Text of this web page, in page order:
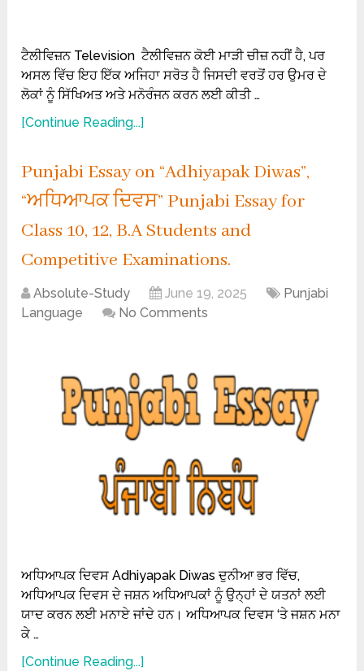
ਟੈਲੀਵਿਜ਼ਨ Television ਟੈਲੀਵਿਜ਼ਨ ਕੋਈ ਮਾੜੀ ਚੀਜ਼ ਨਹੀਂ ਹੈ, ਪਰ
ਅਸਲ ਵਿੱਚ ਇਹ ਇੱਕ ਅਜਿਹਾ ਸਰੋਤ ਹੈ ਜਿਸਦੀ ਵਰਤੋਂ ਹਰ ਉਮਰ ਦੇ
ਲੋਕਾਂ ਨੂੰ ਸਿੱਖਿਅਤ ਅਤੇ ਮਨੋਰੰਜਨ ਕਰਨ ਲਈ ਕੀਤੀ …
[Continue Reading...]
Punjabi Essay on “Adhiyapak Diwas”,
“ਅਧਿਆਪਕ ਦਿਵਸ” Punjabi Essay for
Class 10, 12, B.A Students and
Competitive Examinations.
Absolute-Study June 19, 2025
Punjabi
Language
No Comments
ਅਧਿਆਪਕ ਦਿਵਸ Adhiyapak Diwas ਦੁਨੀਆ ਭਰ ਵਿੱਚ,
ਅਧਿਆਪਕ ਦਿਵਸ ਦੇ ਜਸ਼ਨ ਅਧਿਆਪਕਾਂ ਨੂੰ ਉਨ੍ਹਾਂ ਦੇ ਯਤਨਾਂ ਲਈ
ਯਾਦ ਕਰਨ ਲਈ ਮਨਾਏ ਜਾਂਦੇ ਹਨ। ਅਧਿਆਪਕ ਦਿਵਸ ‘ਤੇ ਜਸ਼ਨ ਮਨਾ
ਕੇ …
[Continue Reading...]